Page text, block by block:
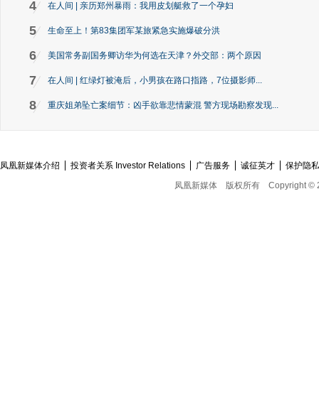
4 在人间 | 亲历郑州暴雨：我用皮划艇救了一个孕妇
5 生命至上！第83集团军某旅紧急实施爆破分洪
6 美国常务副国务卿访华为何选在天津？外交部：两个原因
7 在人间 | 红绿灯被淹后，小男孩在路口指路，7位摄影师...
8 重庆姐弟坠亡案细节：凶手欲靠悲情蒙混 警方现场勘察发现...
凤凰新媒体介绍 投资者关系 Investor Relations 广告服务 诚征英才
保护隐
凤凰新媒体
版权所有 Copyright ©